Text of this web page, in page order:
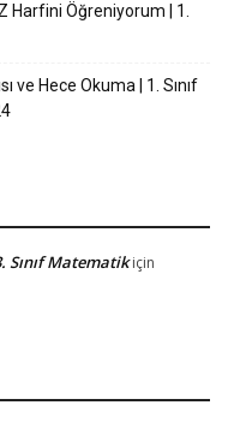
Harfini Öğreniyorum | 1.
ve Hece Okuma | 1. Sınıf
Sınıf Matematikiçin